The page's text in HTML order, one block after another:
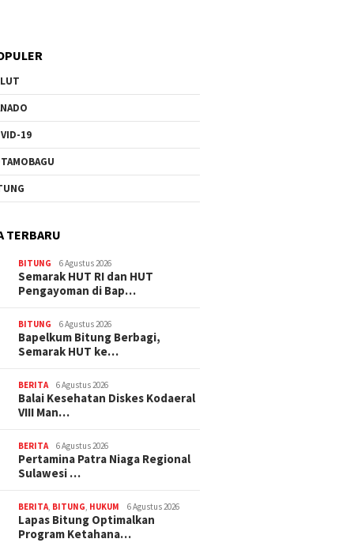
19
TERBARU
BITUNG 6 Agustus 2026
Semarak HUT RI dan HUT
Pengayoman di Bap…
BITUNG 6 Agustus 2026
‎Bapelkum Bitung Berbagi,
Semarak HUT ke…
BERITA 6 Agustus 2026
Balai Kesehatan Diskes Kodaeral
VIII Man…
BERITA 6 Agustus 2026
Pertamina Patra Niaga Regional
Sulawesi …
BERITA BITUNG HUKUM 6 Agustus 2026
Lapas Bitung Optimalkan
Program Ketahana…